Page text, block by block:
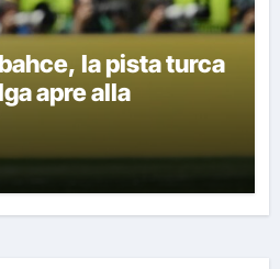
la pista turca
apre alla